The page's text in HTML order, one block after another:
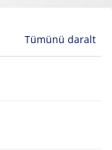
Tümünü daralt